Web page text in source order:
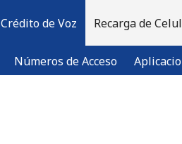
Crédito de Voz
Números de Acceso
Recarga de